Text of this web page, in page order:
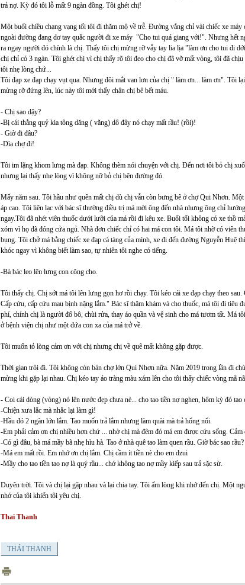
trả nợ. Kỳ đó tôi lỗ mất 9 ngàn đồng. Tôi ghét chị!
Một buổi chiều chạng vạng tối tôi đi thăm mộ về trễ. Đường vắng chỉ vài chiếc xe
ngoài đường đang dơ tay quắc người đi xe máy "Cho tui quá giang với!". Nhưng hết
ra ngay người đó chính là chị. Thấy tôi chị mừng rỡ vẫy tay lia lịa "làm ơn cho tui đi
chị chỉ có 3 ngàn. Tôi ghét chị vì chị thấy rõ tôi đeo cho chị đã vỡ mất vòng, tôi đã
tôi nhẹ lòng chứ...
Tôi đạp xe đạp chạy vụt qua. Nhưng đôi mắt van lơn của chị " làm ơn... làm ơn". Tôi
mừng rỡ đứng lên, lúc này tôi mới thấy chân chị bê bết máu.
- Chị sao dậy?
-Bị cái thằng quỷ kia tông dăng ( văng) dô đây nó chạy mất rầu! (rồi)!
- Giờ đi đâu?
-Dìa chợ đi!
Tôi im lặng khom lưng mà đạp. Không thèm nói chuyện với chị. Đến nơi tôi bỏ chị
nhưng lại thấy nhẹ lòng vì không nỡ bỏ chị bên đường đó.
Mấy năm sau. Tôi hầu như quên mất chị dù chị vẫn còn bưng bê ở chợ Qui Nhơn.
áp cao. Tôi liên lạc với bác sĩ thường điều trị má mời ông đến nhà nhưng ông chỉ
ngay.Tôi đã nhét viên thuốc dưới lưỡi của má rồi đi kêu xe. Buổi tối không có xe thồ
xóm vì họ đã đóng cửa ngủ. Nhà đơn chiếc chỉ có hai má con tôi. Má tôi nhờ có viên
bụng. Tôi chở má bằng chiếc xe đạp cà tàng của mình, xe đi đến đường Nguyễn
khóc ngay vì không biết làm sao, tự nhiên tôi nghe có tiếng.
-Bà bác leo lên lưng con cõng cho.
Tôi thấy chị. Chị sớt má tôi lên lưng gọn hơ rồi chạy. Tôi kéo cái xe đạp chạy theo
Cấp cứu, cấp cứu mau bịnh nặng lắm." Bác sĩ thăm khám và cho thuốc, má tôi đi tiêu
phí, chính chị là người đổ bô, chùi rửa, thay áo quần và vệ sinh cho má tươm tất. Má
ở bệnh viện chị như một đứa con xa của má trở về.
Tôi muốn tỏ lòng cảm ơn với chị nhưng chị về quê mất không gặp được.
Thời gian trôi đi. Tôi không còn bán chợ lớn Qui Nhơn nữa. Năm 2019 trong lần đi
mừng khi gặp lại nhau. Chị kéo tay áo tràng màu xám lên cho tôi thấy chiếc vòng mã
- Coi cái dòng (vòng) nó lên nước đẹp chưa nè... cho tao tiền nợ nghen, hôm kỳ đó tao
-Chiện xưa lắc mà nhắc lại làm gì!
-Hầu đó 2 ngàn lớn lắm. Tao muốn trả lắm nhưng làm quài mà trả hổng nổi.
-Em phải cảm ơn chị nhiều hơn chứ ... nhờ chị mà đêm đó má em được cứu sống.
-Có gì đâu, bà má mầy bã nhẹ hìu hà. Tao ở nhà quê tao làm quen rầu. Giờ bác sao rầu?
-Má em mất rồi. Em nhớ ơn chị lắm. Chị cầm ít tiền nè cho em dzui
-Mầy cho tao tiền tao nợ là quý rầu... chớ không tao nợ mầy kiếp sau trả sặc sừ.
Duyên trời. Tôi và chị lại gặp nhau và lại chia tay. Tôi ấm lòng khi nhớ đến chị. Một
nhớ của tôi khiến tôi yêu chị.
Thai Thanh
THÁI THANH